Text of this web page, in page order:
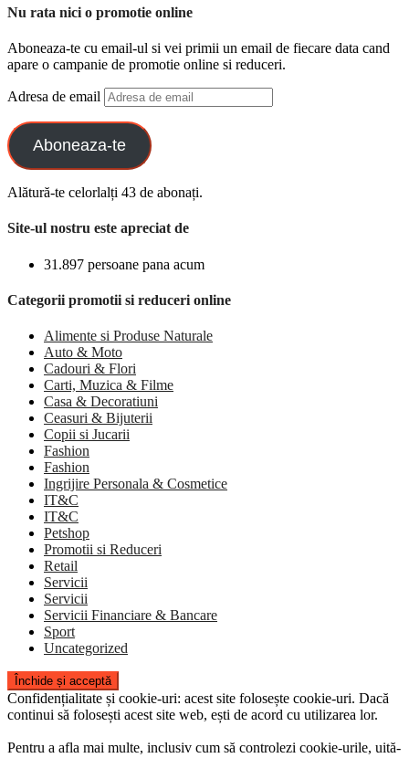
Nu rata nici o promotie online
Aboneaza-te cu email-ul si vei primii un email de fiecare data cand
apare o campanie de promotie online si reduceri.
Adresa de email
Aboneaza-te
Alătură-te celorlalți 43 de abonați.
Site-ul nostru este apreciat de
31.897 persoane pana acum
Categorii promotii si reduceri online
Alimente si Produse Naturale
Auto & Moto
Cadouri & Flori
Carti, Muzica & Filme
Casa & Decoratiuni
Ceasuri & Bijuterii
Copii si Jucarii
Fashion
Fashion
Ingrijire Personala & Cosmetice
IT&C
IT&C
Petshop
Promotii si Reduceri
Retail
Servicii
Servicii
Servicii Financiare & Bancare
Sport
Uncategorized
Confidențialitate și cookie-uri: acest site folosește cookie-uri. Dacă
continui să folosești acest site web, ești de acord cu utilizarea lor.
Pentru a afla mai multe, inclusiv cum să controlezi cookie-urile, uită-